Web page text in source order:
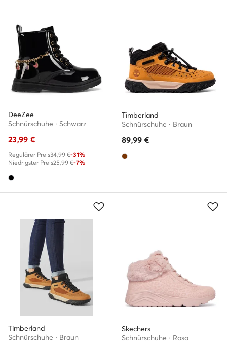
DeeZee
Schnürschuhe · Schwarz
23,99 €
Regulärer Preis34,99 €-31%
Niedrigster Preis25,99 €-7%
Timberland
Schnürschuhe · Braun
89,99 €
Timberland
Schnürschuhe · Braun
Skechers
Schnürschuhe · Rosa